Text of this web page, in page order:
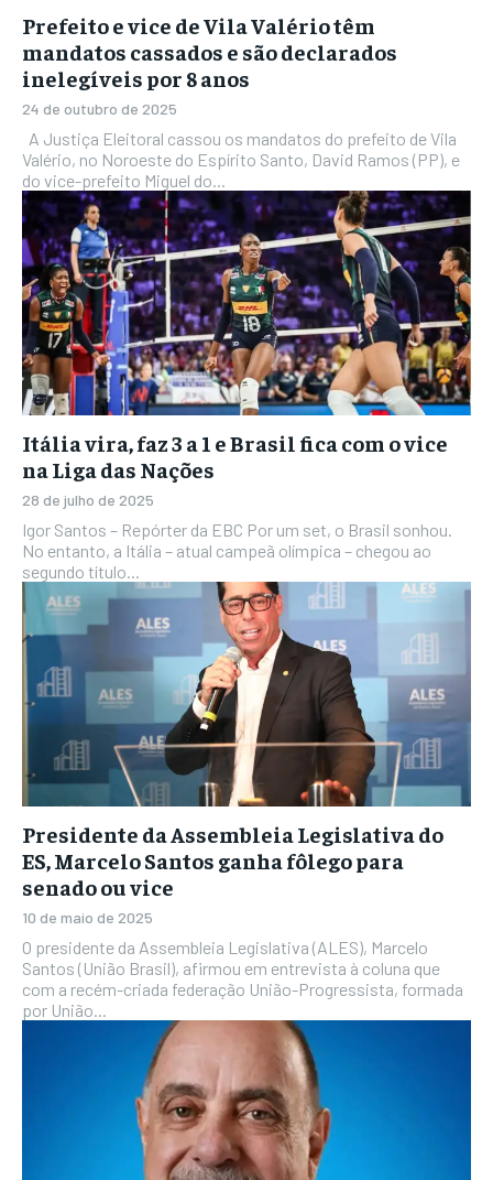
Prefeito e vice de Vila Valério têm
mandatos cassados e são declarados
inelegíveis por 8 anos
24 de outubro de 2025
Valério, no Noroeste do Espírito Santo, David Ramos (PP), e
do vice-prefeito Miguel do...
Itália vira, faz 3 a 1 e Brasil fica com o vice
na Liga das Nações
28 de julho de 2025
Igor Santos – Repórter da EBC Por um set, o Brasil sonhou.
No entanto, a Itália – atual campeã olímpica – chegou ao
segundo título...
Presidente da Assembleia Legislativa do
ES, Marcelo Santos ganha fôlego para
senado ou vice
10 de maio de 2025
O presidente da Assembleia Legislativa (ALES), Marcelo
Santos (União Brasil), afirmou em entrevista à coluna que
com a recém-criada federação União-Progressista, formada
por União...